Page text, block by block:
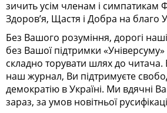
зичить усім членам і симпатикам
Здоров’я, Щастя і Добра на благо
Без Вашого розуміння, дорогі
без Вашої підтримки
складно торувати шлях до
наш журнал, Ви підтримуєте
демократію в Україні. Ми вдячні
зараз, за умов новітньої